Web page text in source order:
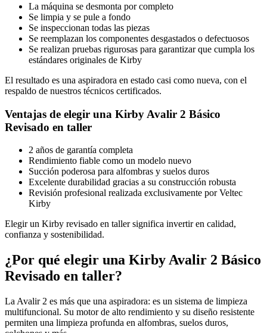
La máquina se desmonta por completo
Se limpia y se pule a fondo
Se inspeccionan todas las piezas
Se reemplazan los componentes desgastados o defectuosos
Se realizan pruebas rigurosas para garantizar que cumpla los
estándares originales de Kirby
El resultado es una aspiradora en estado casi como nueva, con el
respaldo de nuestros técnicos certificados.
Ventajas de elegir una Kirby Avalir 2 Básico
Revisado en taller
2 años de garantía completa
Rendimiento fiable como un modelo nuevo
Succión poderosa para alfombras y suelos duros
Excelente durabilidad gracias a su construcción robusta
Revisión profesional realizada exclusivamente por Veltec
Kirby
Elegir un Kirby revisado en taller significa invertir en calidad,
confianza y sostenibilidad.
¿Por qué elegir una Kirby Avalir 2 Básico
Revisado en taller?
La Avalir 2 es más que una aspiradora: es un sistema de limpieza
multifuncional. Su motor de alto rendimiento y su diseño resistente
permiten una limpieza profunda en alfombras, suelos duros,